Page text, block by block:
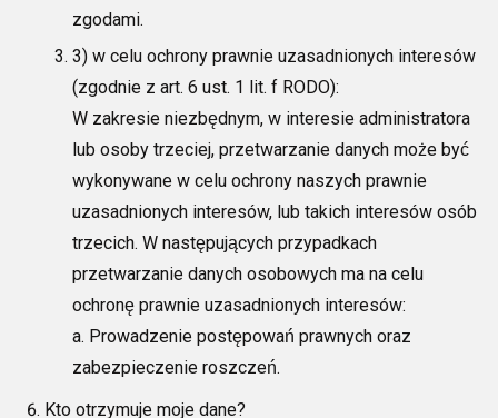
zgodami.
3) w celu ochrony prawnie uzasadnionych interesów
(zgodnie z art. 6 ust. 1 lit. f RODO):
W zakresie niezbędnym, w interesie administratora
lub osoby trzeciej, przetwarzanie danych może być
wykonywane w celu ochrony naszych prawnie
uzasadnionych interesów, lub takich interesów osób
trzecich. W następujących przypadkach
przetwarzanie danych osobowych ma na celu
ochronę prawnie uzasadnionych interesów:
a. Prowadzenie postępowań prawnych oraz
zabezpieczenie roszczeń.
Kto otrzymuje moje dane?